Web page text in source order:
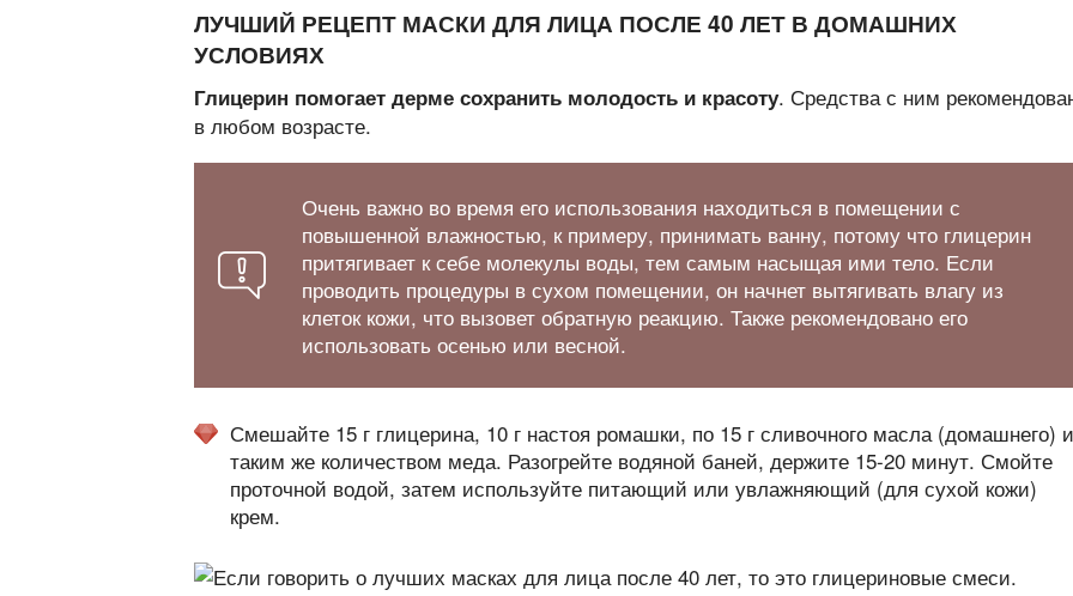
ЛУЧШИЙ РЕЦЕПТ МАСКИ ДЛЯ ЛИЦА ПОСЛЕ 40 ЛЕТ В ДОМАШНИХ
УСЛОВИЯХ
Глицерин помогает дерме сохранить молодость и красоту. Средства с ним
в любом возрасте.
Очень важно во время его использования находиться в помещении с
повышенной влажностью, к примеру, принимать ванну, потому что глицерин
притягивает к себе молекулы воды, тем самым насыщая ими тело. Если
проводить процедуры в сухом помещении, он начнет вытягивать влагу из
клеток кожи, что вызовет обратную реакцию. Также рекомендовано его
использовать осенью или весной.
Смешайте 15 г глицерина, 10 г настоя ромашки, по 15 г сливочного масла (домашнего) и
таким же количеством меда. Разогрейте водяной баней, держите 15-20 минут. Смойте
проточной водой, затем используйте питающий или увлажняющий (для сухой кожи)
крем.